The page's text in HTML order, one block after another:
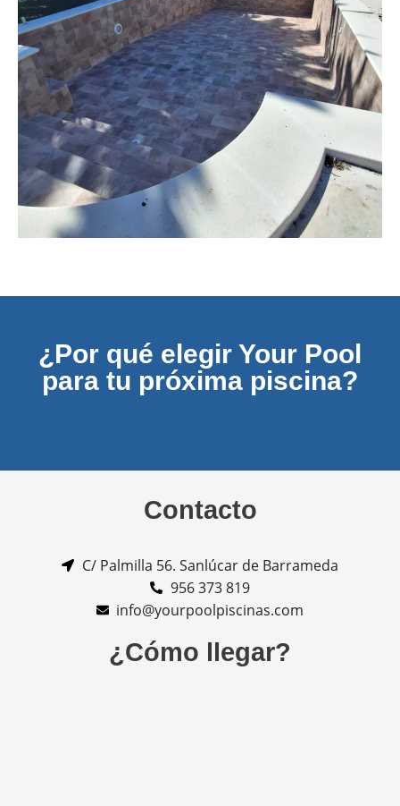
¿Por qué elegir Your Pool
para tu próxima piscina?
Contacto
C/ Palmilla 56. Sanlúcar de Barrameda
956 373 819
info@yourpoolpiscinas.com
¿Cómo llegar?